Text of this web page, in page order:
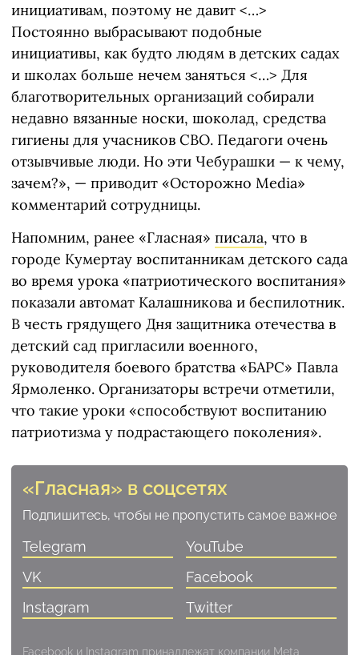
инициативам, поэтому не давит <…>
Постоянно выбрасывают подобные
инициативы, как будто людям в детских садах
и школах больше нечем заняться <…> Для
благотворительных организаций собирали
недавно вязанные носки, шоколад, средства
гигиены для учасников СВО. Педагоги очень
отзывчивые люди. Но эти Чебурашки — к чему,
зачем?», — приводит «Осторожно Media»
комментарий сотрудницы.
Напомним, ранее «Гласная» писала, что в
городе Кумертау воспитанникам детского сада
во время урока «патриотического воспитания»
показали автомат Калашникова и беспилотник.
В честь грядущего Дня защитника отечества в
детский сад пригласили военного,
руководителя боевого братства «БАРС» Павла
Ярмоленко. Организаторы встречи отметили,
что такие уроки «способствуют воспитанию
патриотизма у подрастающего поколения».
«Гласная» в соцсетях
Подпишитесь, чтобы не пропустить самое важное
Telegram
YouTube
VK
Facebook
Instagram
Twitter
Facebook и Instagram принадлежат компании Meta,